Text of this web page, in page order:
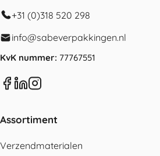
+31 (0)318 520 298
info@sabeverpakkingen.nl
KvK nummer: 77767551
Assortiment
Verzendmaterialen